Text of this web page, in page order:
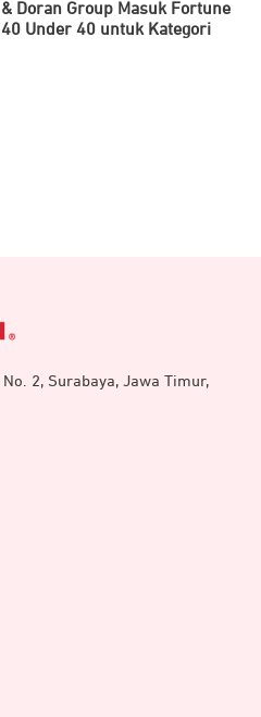
& Doran Group Masuk Fortune
40 Under 40 untuk Kategori
2, Surabaya, Jawa Timur,